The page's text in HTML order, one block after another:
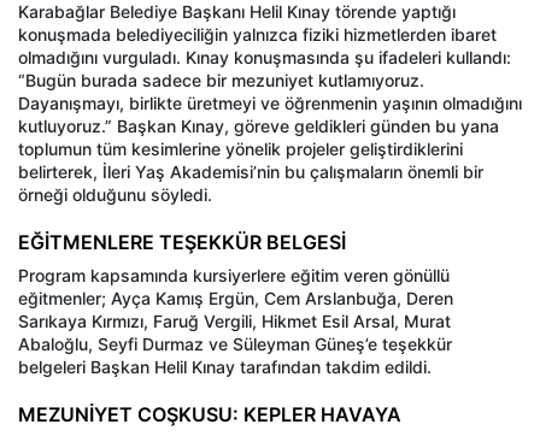
Karabağlar Belediye Başkanı Helil Kınay törende yaptığı
konuşmada belediyeciliğin yalnızca fiziki hizmetlerden ibaret
olmadığını vurguladı. Kınay konuşmasında şu ifadeleri kullandı:
“Bugün burada sadece bir mezuniyet kutlamıyoruz.
Dayanışmayı, birlikte üretmeyi ve öğrenmenin yaşının olmadığını
kutluyoruz.” Başkan Kınay, göreve geldikleri günden bu yana
toplumun tüm kesimlerine yönelik projeler geliştirdiklerini
belirterek, İleri Yaş Akademisi’nin bu çalışmaların önemli bir
örneği olduğunu söyledi.
EĞİTMENLERE TEŞEKKÜR BELGESİ
Program kapsamında kursiyerlere eğitim veren gönüllü
eğitmenler; Ayça Kamış Ergün, Cem Arslanbuğa, Deren
Sarıkaya Kırmızı, Faruğ Vergili, Hikmet Esil Arsal, Murat
Abaloğlu, Seyfi Durmaz ve Süleyman Güneş’e teşekkür
belgeleri Başkan Helil Kınay tarafından takdim edildi.
MEZUNİYET COŞKUSU: KEPLER HAVAYA